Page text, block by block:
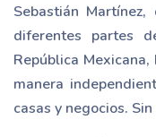
Sebastián
diferentes partes
República
manera
casas y negocios.